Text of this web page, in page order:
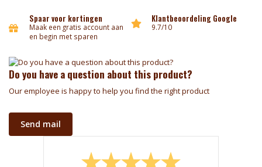
Spaar voor kortingen
Maak een gratis account aan
en begin met sparen
Klantbeoordeling Google
9.7/10
Do you have a question about this product?
Our employee is happy to help you find the right product
Send mail